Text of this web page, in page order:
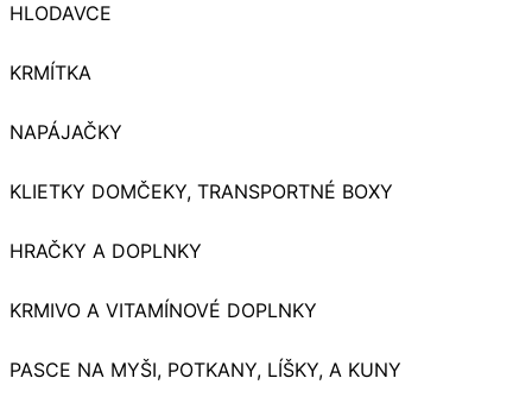
HLODAVCE
KRMÍTKA
NAPÁJAČKY
KLIETKY DOMČEKY, TRANSPORTNÉ BOXY
HRAČKY A DOPLNKY
KRMIVO A VITAMÍNOVÉ DOPLNKY
PASCE NA MYŠI, POTKANY, LÍŠKY, A KUNY